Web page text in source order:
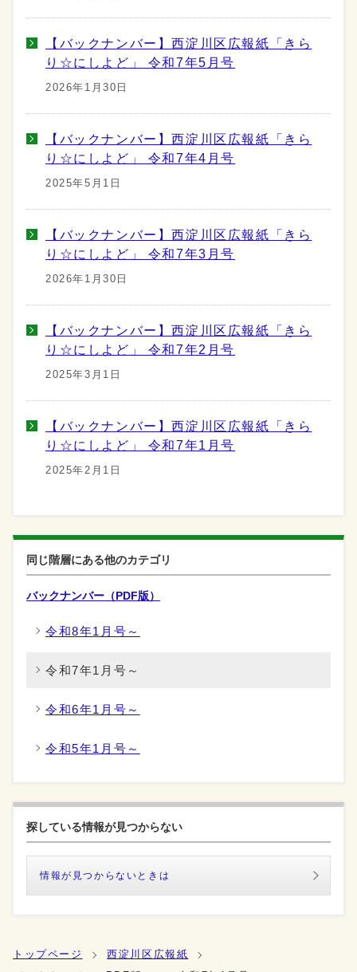
【バックナンバー】西淀川区広報紙「きら
り☆にしよど」 令和7年5月号
2026年1月30日
【バックナンバー】西淀川区広報紙「きら
り☆にしよど」 令和7年4月号
2025年5月1日
【バックナンバー】西淀川区広報紙「きら
り☆にしよど」 令和7年3月号
2026年1月30日
【バックナンバー】西淀川区広報紙「きら
り☆にしよど」 令和7年2月号
2025年3月1日
【バックナンバー】西淀川区広報紙「きら
り☆にしよど」 令和7年1月号
2025年2月1日
同じ階層にある他のカテゴリ
バックナンバー（PDF版）
令和8年1月号～
令和7年1月号～
令和6年1月号～
令和5年1月号～
探している情報が見つからない
情報が見つからないときは
トップページ
西淀川区広報紙